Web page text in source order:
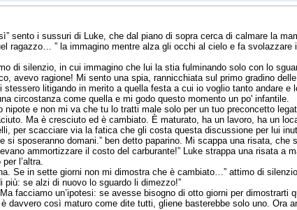
sento i sussuri di Luke, che dal piano di sopra cerca di calmare la
ragazzo… ” la immagino mentre alza gli occhi al cielo e fa
di silenzio, in cui immagino che lui la stia fulminando solo con lo
avevo ragione! Mi sento una spia, rannicchiata sul primo gradino
stessero litigando in merito a quella festa a cui io voglio tanto andare
circostanza come quella e mi godo questo momento un po' infantile.
nipote e non mi va che tu lo tratti male solo per un tuo preconcetto
Ma è cresciuto ed è cambiato. È maturato, ha un lavoro, ha un
per scacciare via la fatica che gli costa questa discussione per lui
si sposeranno domani.” ben detto paparino. Mi scappa una risata,
ammortizzare il costo del carburante!” Luke strappa una risata
l’altra.
Se in sette giorni non mi dimostra che è cambiato…” attimo di
più: se alzi di nuovo lo sguardo li dimezzo!”
facciamo un’ipotesi: se avesse bisogno di otto giorni per dimostrarti
davvero così maturo come dite tutti, gliene basterebbe solo uno. Ora